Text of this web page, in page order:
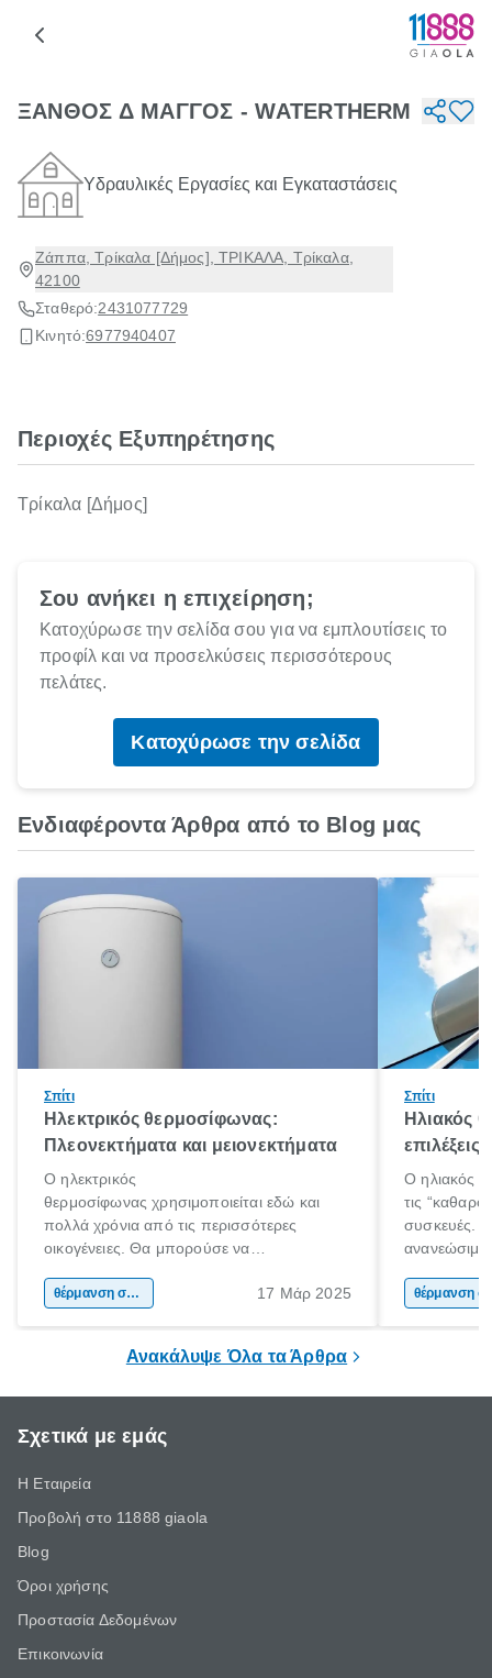
ΞΑΝΘΟΣ Δ ΜΑΓΓΟΣ - WATERTHERM
Υδραυλικές Εργασίες και Εγκαταστάσεις
Ζάππα, Τρίκαλα [Δήμος], ΤΡΙΚΑΛΑ, Τρίκαλα,
42100
Σταθερό:2431077729
Κινητό:6977940407
Περιοχές Εξυπηρέτησης
Τρίκαλα [Δήμος]
Σου ανήκει η επιχείρηση;
Κατοχύρωσε την σελίδα σου για να εμπλουτίσεις το
προφίλ και να προσελκύσεις περισσότερους
πελάτες.
Κατοχύρωσε την σελίδα
Ενδιαφέροντα Άρθρα από το Blog μας
Σπίτι
Ηλεκτρικός θερμοσίφωνας:
Πλεονεκτήματα και μειονεκτήματα
Ο ηλεκτρικός
θερμοσίφωνας χρησιμοποιείται εδώ και
πολλά χρόνια από τις περισσότερες
οικογένειες. Θα μπορούσε να
θέρμανσης νερού αλλά σίγουρα είναι η
θέρμανση σπιτιού 17 Μάρ 2025
Σπίτι
Ηλιακός
επιλέξεις
Ο ηλιακός
τις
συσκευές.
ανανεώσιμη
για την
Ανακάλυψε Όλα τα Άρθρα
Σχετικά με εμάς
Η Εταιρεία
Προβολή στο 11888 giaola
Blog
Όροι χρήσης
Προστασία Δεδομένων
Επικοινωνία